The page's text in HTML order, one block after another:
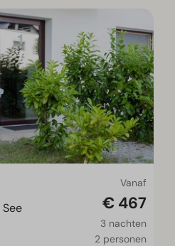
Vanaf
€ 467
3 nachten
2 personen